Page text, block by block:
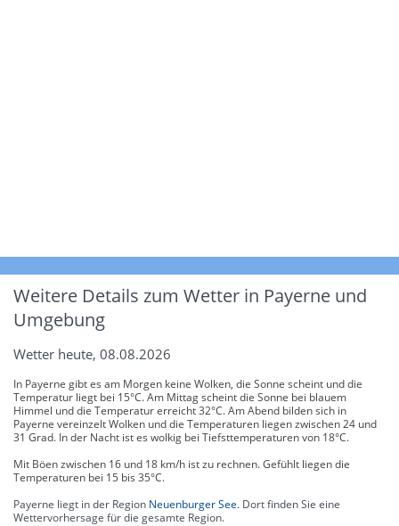
Weitere Details zum Wetter in Payerne und
Umgebung
Wetter heute, 08.08.2026
In Payerne gibt es am Morgen keine Wolken, die Sonne scheint und die
Temperatur liegt bei 15°C. Am Mittag scheint die Sonne bei blauem
Himmel und die Temperatur erreicht 32°C. Am Abend bilden sich in
Payerne vereinzelt Wolken und die Temperaturen liegen zwischen 24 und
31 Grad. In der Nacht ist es wolkig bei Tiefsttemperaturen von 18°C.
Mit Böen zwischen 16 und 18 km/h ist zu rechnen. Gefühlt liegen die
Temperaturen bei 15 bis 35°C.
Payerne liegt in der Region Neuenburger See. Dort finden Sie eine
Wettervorhersage für die gesamte Region.